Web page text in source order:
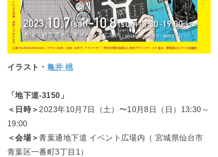
イラスト・ 亀井 桃
「地下道-3150」
＜日時＞ 2023年10月7日（土）〜10月8日（日） 13:30～
19:00
＜会場＞青葉通地下道 イベント広場内（ 宮城県仙台市
青葉区一番町3丁目1）